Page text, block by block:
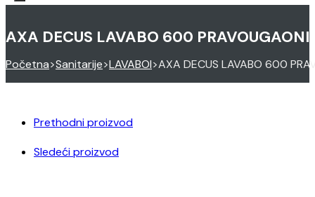
AXA DECUS LAVABO 600
Početna>Sanitarije>LAVABOI>AXA DECUS LAVABO 600
Prethodni proizvod
Sledeći proizvod